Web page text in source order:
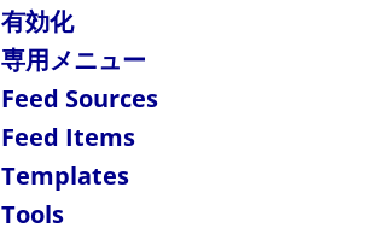
有効化
専用メニュー
Feed Sources
Feed Items
Templates
Tools